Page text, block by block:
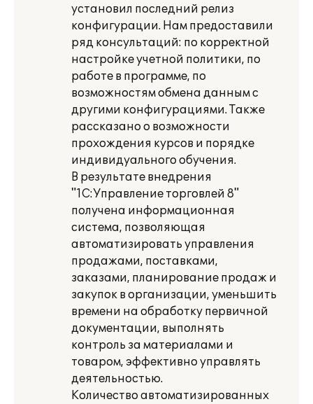
установил последний релиз
конфигурации. Нам предоставили
ряд консультаций: по корректной
настройке учетной политики, по
работе в программе, по
возможностям обмена данным с
другими конфигурациями. Также
рассказано о возможности
прохождения курсов и порядке
индивидуального обучения.
В результате внедрения
"1С:Управление торговлей 8"
получена информационная
система, позволяющая
автоматизировать управления
продажами, поставками,
заказами, планирование продаж и
закупок в организации, уменьшить
времени на обработку первичной
документации, выполнять
контроль за материалами и
товаром, эффективно управлять
деятельностью.
Количество автоматизированных